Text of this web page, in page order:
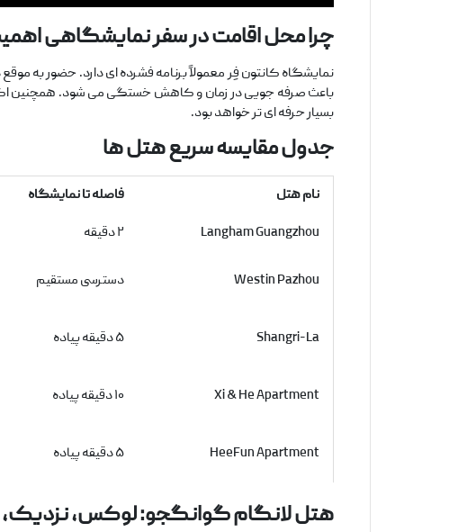
چرا محل اقامت در سفر نمایشگاهی
نمایشگاه کانتون فِر معمولاً برنامه فشرده ‌ای دارد. حضور به
باعث صرفه‌ جویی در زمان و کاهش خستگی می‌ شود. همچنین اگر
بسیار حرفه ‌ای ‌تر خواهد بود.
جدول مقایسه سریع هتل‌ها
نام هتل فاصله تا نمایشگاه
Langham Guangzhou
۲ دقیقه
Westin Pazhou دسترسی مستقیم
Shangri-La ۵ دقیقه پیاده
Xi & He Apartment ۱۰ دقیقه پیاده
HeeFun Apartment ۵ دقیقه پیاده
هتل لانگام گوانگجو: لوکس،